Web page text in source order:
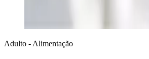
Adulto - Alimentação